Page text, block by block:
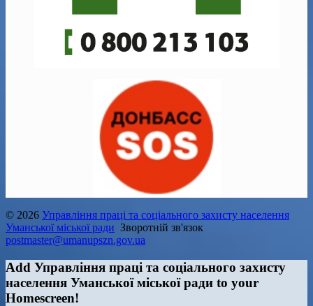
© 2026 Управління праці та соціального захисту населення
Уманської міської ради Зворотній зв'язок
postmaster@umanupszn.gov.ua
Add Управління праці та соціального захисту
населення Уманської міської ради to your
Homescreen!